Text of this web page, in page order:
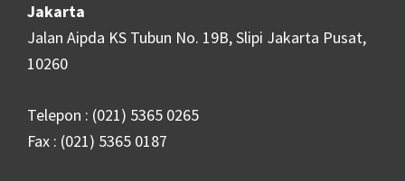
Jakarta
Jalan Aipda KS Tubun No. 19B, Slipi Jakarta Pusat,
10260
Telepon : (021) 5365 0265
Fax : (021) 5365 0187